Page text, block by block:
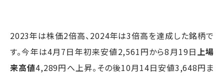
2023年は株価2倍高、2024年は3倍高を達成した銘柄で
す。今年は4月7日年初来安値2,561円から8月19日上場
来高値4,289円へ上昇。その後10月14日安値3,648円ま